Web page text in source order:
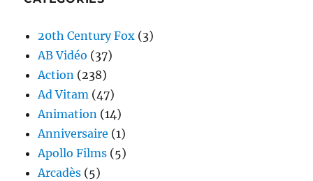
20th Century Fox (3)
AB Vidéo (37)
Action (238)
Ad Vitam (47)
Animation (14)
Anniversaire (1)
Apollo Films (5)
Arcadès (5)